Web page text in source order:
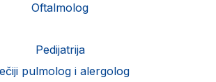
Oftalmolog
Pedijatrija
pulmolog i alergolog